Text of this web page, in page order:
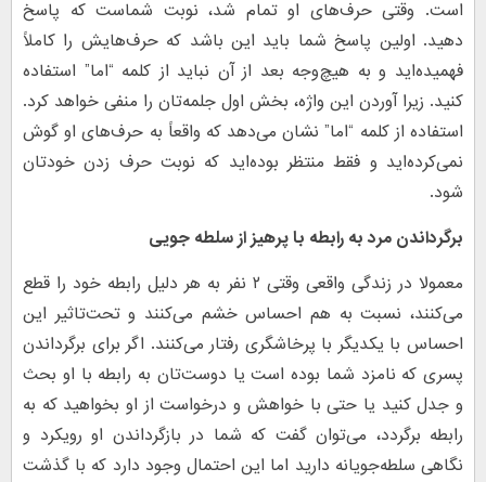
است. وقتی حرف‌های او تمام شد، نوبت شماست که پاسخ
دهید. اولین پاسخ شما باید این باشد که حرف‌هایش را کاملاً
فهمیده‌اید و به هیچ‌وجه بعد از آن نباید از کلمه “اما” استفاده
کنید. زیرا آوردن این واژه، بخش اول جلمه‌تان را منفی خواهد کرد.
استفاده از کلمه “اما” نشان می‌دهد که واقعاً به حرف‌های او گوش
نمی‌کرده‌اید و فقط منتظر بوده‌اید که نوبت حرف زدن خودتان
شود.
برگرداندن مرد به رابطه با پرهیز از سلطه جویی
معمولا در زندگی واقعی وقتی ۲ نفر به هر دلیل رابطه خود را قطع
می‌کنند، نسبت به هم احساس خشم می‌کنند و تحت‌تاثیر این
احساس با یکدیگر با پرخاشگری رفتار می‌کنند. اگر برای برگرداندن
پسری که نامزد شما بوده است یا دوست‌تان به رابطه با او بحث
و جدل کنید یا حتی با خواهش و درخواست از او بخواهید که به
رابطه برگردد، می‌توان گفت که شما در بازگرداندن او رویکرد و
نگاهی سلطه‌جویانه دارید اما این احتمال وجود دارد که با گذشت